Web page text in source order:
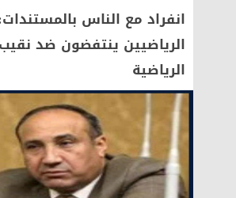
انفراد مع الناس
الرياضيين ينتفضون ضد
الرياضية